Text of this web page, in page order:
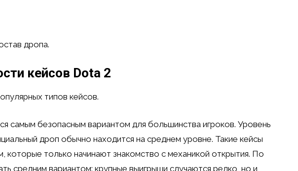
дропа.
кейсов Dota 2
типов кейсов.
самым безопасным вариантом для большинства игроков. Уровень
дроп обычно находится на среднем уровне. Такие кейсы
которые только начинают знакомство с механикой открытия. По
средним вариантом: крупные выигрыши случаются редко, но и